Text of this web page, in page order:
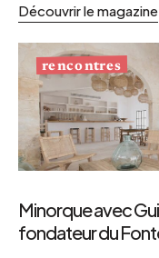
Découvrir le magazine
rencontres
Minorque avec
fondateur du